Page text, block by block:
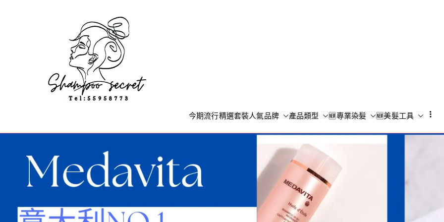
Shampoo
香港專業洗頭水專門店
今期流行精選套裝人氣品牌 產品類型 🆕專業染髮 🆕美髮工具